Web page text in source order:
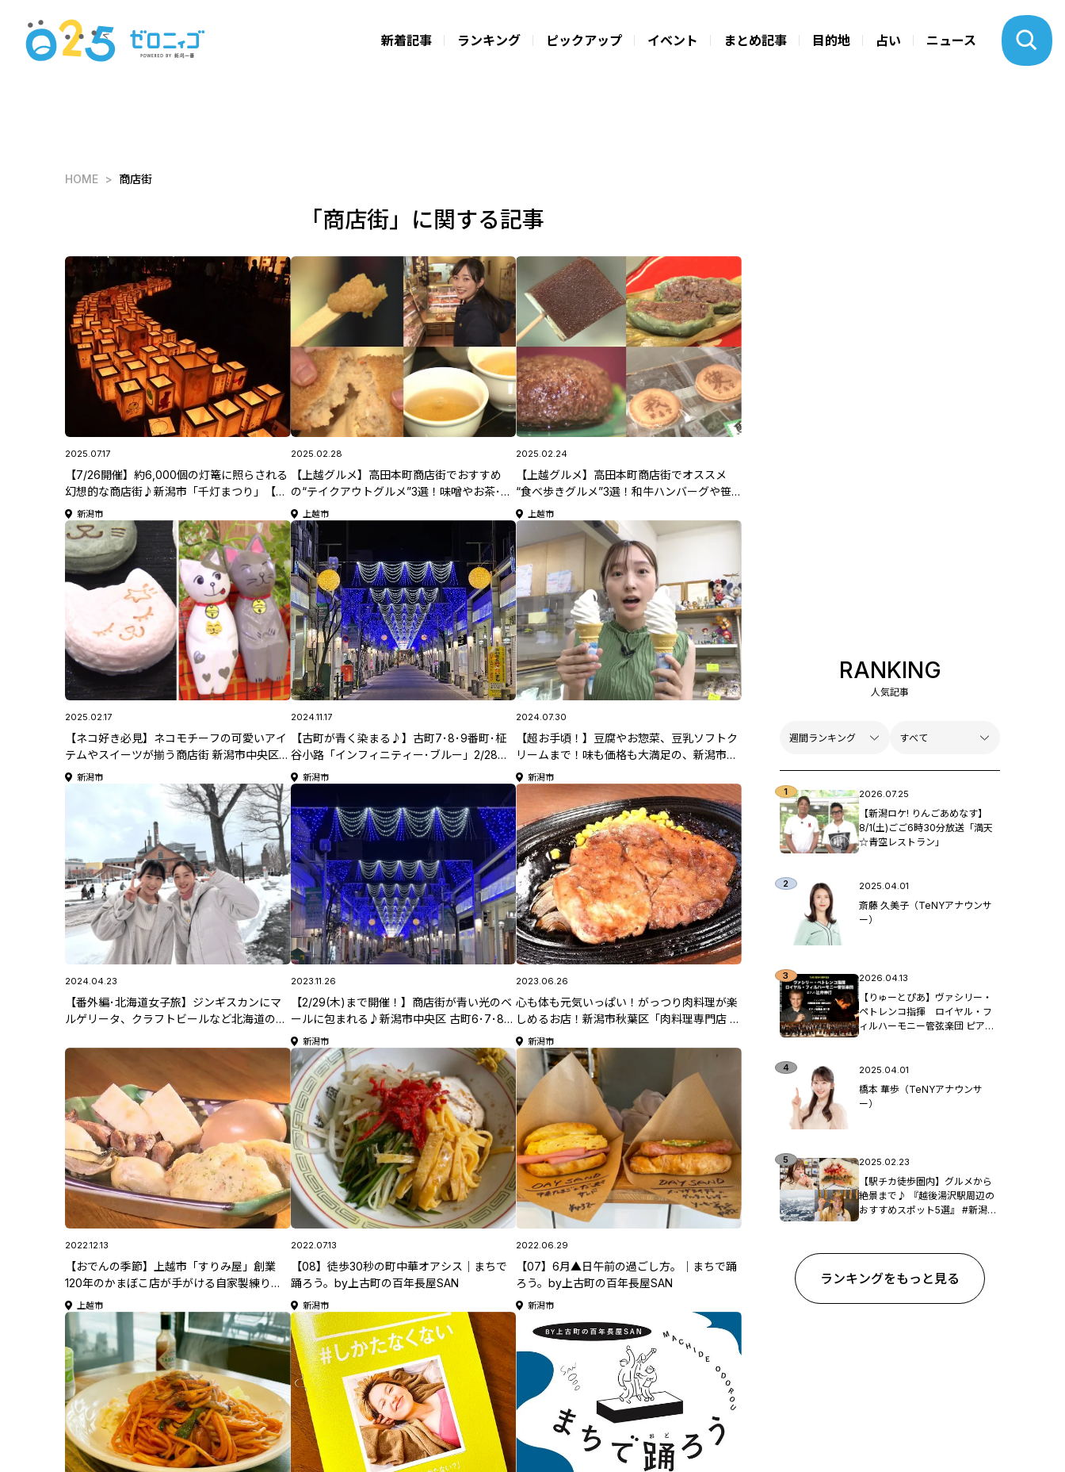
新着記事 ランキング ピックアップ イベント まとめ記事 目的地 占い ニュース
HOME 商店街
「商店街」に関する記事
2025.07.17
【7/26開催】約6,000個の灯篭に照らされる
幻想的な商店街♪新潟市「千灯まつり」【夏
のおでかけ特集2025】
新潟市
2025.02.28
【上越グルメ】高田本町商店街でおすすめ
の“テイクアウトグルメ”3選！味噌やお茶･お
惣菜など！ 《後編》
上越市
2025.02.24
【上越グルメ】高田本町商店街でオススメ
“食べ歩きグルメ”3選！和牛ハンバーグや笹
団子･せんべいなどを堪能♪ 《前編》
上越市
2025.02.17
【ネコ好き必見】ネコモチーフの可愛いアイ
テムやスイーツが揃う商店街 新潟市中央区
「ひとつぼし雑貨店」/「Ruruck Kitchen」
【オジ旅】
新潟市
2024.11.17
【古町が青く染まる♪】古町7･8･9番町･柾
谷小路「インフィニティー･ブルー」2/28ま
で開催【新潟県イルミネーション特集2024-
2025】
新潟市
2024.07.30
【超お手頃！】豆腐やお惣菜、豆乳ソフトク
リームまで！味も価格も大満足の、新潟市中
央区「小森豆腐店」
新潟市
2024.04.23
【番外編･北海道女子旅】ジンギスカンにマ
ルゲリータ、クラフトビールなど北海道の絶
2023.11.26
【2/29(木)まで開催！】商店街が青い光のベ
ールに包まれる♪新潟市中央区 古町6･7･8･
9番町・柾谷小路 「インフィニティー･ブル
ー」【新潟県イルミネーション特集2023】
新潟市
2023.06.26
心も体も元気いっぱい！がっつり肉料理が楽
しめるお店！新潟市秋葉区「肉料理専門店 は
こ岩」
新潟市
2022.12.13
【おでんの季節】上越市「すりみ屋」創業
120年のかまぼこ店が手がける自家製練り物
おでんを味わおう
上越市
2022.07.13
【08】徒歩30秒の町中華オアシス｜まちで
踊ろう。by上古町の百年長屋SAN
新潟市
2022.06.29
【07】6月▲日午前の過ごし方。｜まちで踊
ろう。by上古町の百年長屋SAN
新潟市
RANKING
人気記事
2026.07.25
【新潟ロケ! りんごあめなす】
8/1(土)ごご6時30分放送「満天
☆青空レストラン」
2025.04.01
斎藤 久美子（TeNYアナウンサ
ー）
2026.04.13
【りゅーとぴあ】ヴァシリー・
ペトレンコ指揮 ロイヤル・フ
ィルハーモニー管弦楽団 ピア
2025.04.01
橋本 華歩（TeNYアナウンサ
ー）
2025.02.23
【駅チカ徒歩圏内】グルメから
絶景まで♪ 『越後湯沢駅周辺の
おすすめスポット5選』 #新潟観
ランキングをもっと見る